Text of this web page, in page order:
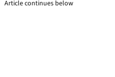
Article continues below